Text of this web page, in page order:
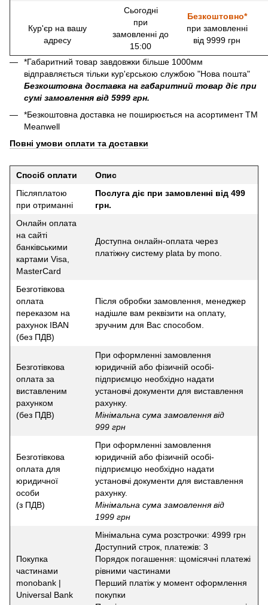
Кур'єр на вашу
адресу
Сьогодні
при
замовленні до
15:00
Безкоштовно*
при замовленні
від 9999 грн
*Габаритний товар завдовжки більше 1000мм
відправляється тільки кур'єрською службою "Нова пошта"
Безкоштовна доставка на габаритний товар діє при
сумі замовлення від 5999 грн.
*Безкоштовна доставка не поширюється на асортимент ТМ
Meanwell
Повні умови оплати та доставки
Спосіб оплати
Опис
Післяплатою
при отриманні
Послуга діє при замовленні від 499
грн.
Онлайн оплата
на сайті
банківськими
картами Visa,
MasterCard
Доступна онлайн-оплата через
платіжну систему plata by mono.
Безготівкова
оплата
переказом на
рахунок IBAN
(без ПДВ)
Після обробки замовлення, менеджер
надішле вам реквізити на оплату,
зручним для Вас способом.
Безготівкова
оплата за
виставленим
рахунком
(без ПДВ)
При оформленні замовлення
юридичній або фізичній особі-
підприємцю необхідно надати
установчі документи для виставлення
рахунку.
Мінімальна сума замовлення від
999 грн
Безготівкова
оплата для
юридичної
особи
(з ПДВ)
При оформленні замовлення
юридичній або фізичній особі-
підприємцю необхідно надати
установчі документи для виставлення
рахунку.
Мінімальна сума замовлення від
1999 грн
Покупка
частинами
monobank |
Universal Bank
Мінімальна сума розстрочки: 4999 грн
Доступний строк, платежів: 3
Порядок погашення: щомісячні платежі
рівними частинами
Перший платіж у момент оформлення
покупки